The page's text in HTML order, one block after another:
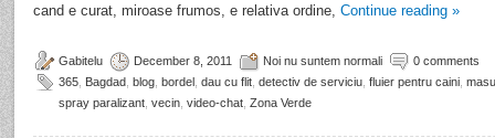
cand e curat, miroase frumos, e relativa ordine, Continue reading »
Gabitelu December 8, 2011 Noi nu suntem normali
0 comments
365 Bagdad blog bordel dau cu flit detectiv de serviciu fluier pentru caini
spray paralizant vecin video-chat Zona Verde